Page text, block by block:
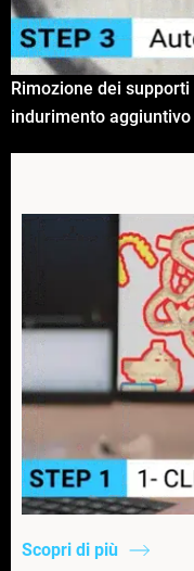
Rimozione dei
indurimento aggiuntivo
Scopri di più